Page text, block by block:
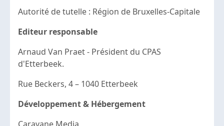
Autorité de tutelle : Région de Bruxelles-Capitale
Editeur responsable
Arnaud Van Praet - Président du CPAS
d'Etterbeek.
Rue Beckers, 4 – 1040 Etterbeek
Développement & Hébergement